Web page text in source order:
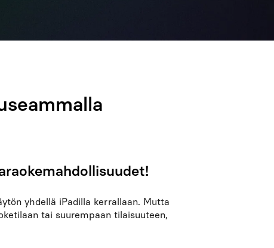
yhdellä iPadilla kerrallaan. Mutta
tai suurempaan tilaisuuteen,